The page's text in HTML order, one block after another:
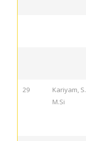
29
Kariyam,
M.Si